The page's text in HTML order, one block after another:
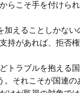
らこそ手を付けら
加えることしかな
持があれば、拒否
トラブルを抱える
それこそが国連の